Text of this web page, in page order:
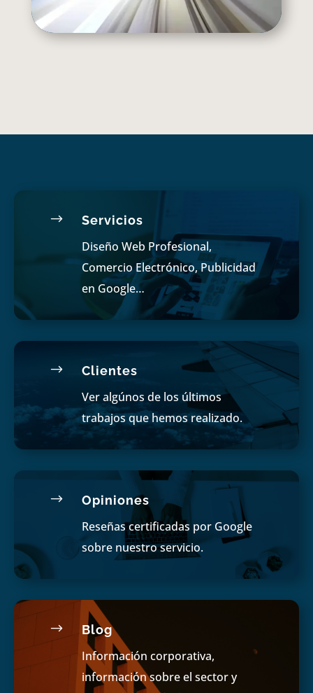
$ Servicios
Diseño Web Profesional,
Comercio Electrónico, Publicidad
en Google…
$ Clientes
Ver algúnos de los últimos
trabajos que hemos realizado.
$ Opiniones
Reseñas certificadas por Google
sobre nuestro servicio.
$ Blog
Información corporativa,
información sobre el sector y